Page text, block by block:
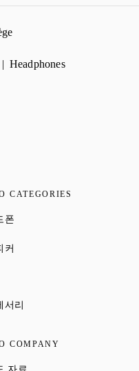
Headphones
CATEGORIES
폰
커
Opens in New Tab
서리
COMPANY